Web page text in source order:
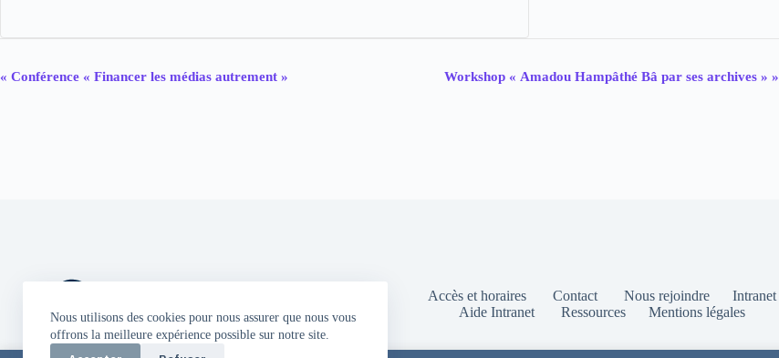
Nous utilisons des cookies pour nous assurer que nous vous
offrons la meilleure expérience possible sur notre site.
N
n
« Conférence « Financer les médias autrement » Workshop « Amadou Hampâthé Bâ par ses archives » »
Accès et horaires Contact Nous rejoindre
Intranet
Aide Intranet
Ressources Mentions légales